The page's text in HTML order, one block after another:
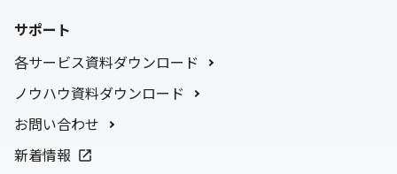
サポート
各サービス資料ダウンロード
ノウハウ資料ダウンロード
お問い合わせ
新着情報